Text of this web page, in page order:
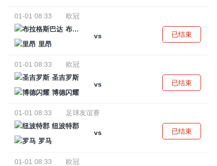
01-01 08:33
欧冠
布拉格斯巴达
vs
里昂
已结束
01-01 08:33
欧冠
圣吉罗斯
vs
博德闪耀
已结束
01-01 08:33
足球友谊赛
纽波特郡
vs
罗马
已结束
01-01 08:33
欧冠